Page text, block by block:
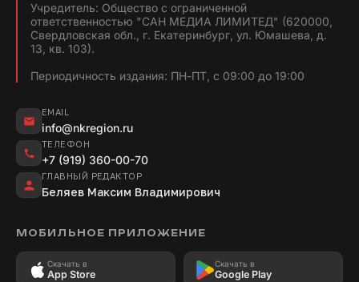
Учредитель: Общество с ограниченной
ответственностью "САН МЕДИА ЛИМИТЕД" (620000,
Свердловская обл., г. Екатеринбург, ул. Юмашева, д.
13, кв. 103).
Периодичность издания: ПН-ПТ, с 09:00 до 19:00
EMAIL
info@nkregion.ru
ТЕЛЕФОН
+7 (919) 360-00-70
ГЛАВНЫЙ РЕДАКТОР
Беляев Максим Владимирович
МОБИЛЬНОЕ ПРИЛОЖЕНИЕ
Скачать в
App Store
Скачать в
Google Play